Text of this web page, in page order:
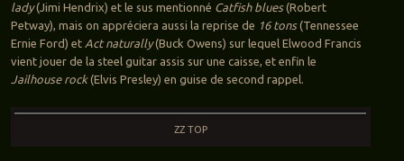
lady(Jimi Hendrix) et le sus mentionné Catfish blues(Robert
Petway), mais on appréciera aussi la reprise de 16 tons(Tennessee
Ernie Ford) et Act naturally(Buck Owens) sur lequel Elwood Francis
vient jouer de la steel guitar assis sur une caisse, et enfin le
Jailhouse rock(Elvis Presley) en guise de second rappel.
ZZ TOP